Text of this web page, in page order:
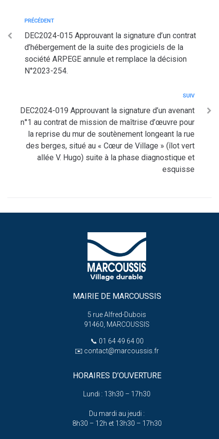
PRÉCÉDENT
DEC2024-015 Approuvant la signature d’un contrat
d’hébergement de la suite des progiciels de la
société ARPEGE annule et remplace la décision
N°2023-254.
SUIV
DEC2024-019 Approuvant la signature d’un avenant
n°1 au contrat de mission de maîtrise d’œuvre pour
la reprise du mur de soutènement longeant la rue
des berges, situé au « Cœur de Village » (îlot vert
allée V. Hugo) suite à la phase diagnostique et
esquisse
MAIRIE DE MARCOUSSIS
5 rue Alfred-Dubois
91460, MARCOUSSIS
📞 01 64 49 64 00
✉️ contact@marcoussis.fr
HORAIRES D’OUVERTURE
Lundi : 13h30 – 17h30
Du mardi au jeudi :
8h30 – 12h et 13h30 – 17h30